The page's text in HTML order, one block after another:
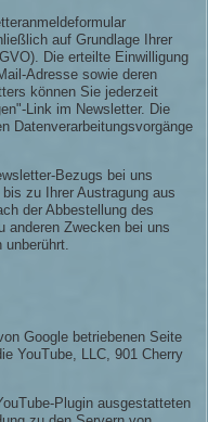
auf Grundlage Ihrer
Die erteilte Einwilligung
Adresse sowie deren
können Sie jederzeit
Link im Newsletter. Die
Datenverarbeitungsvorgänge
Bezugs bei uns
zu Ihrer Austragung aus
der Abbestellung des
anderen Zwecken bei uns
Google betriebenen Seite
YouTube, LLC, 901 Cherry
Plugin ausgestatteten